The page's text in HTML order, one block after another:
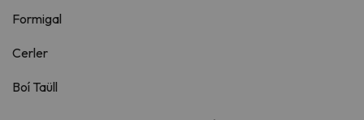
Formigal
Cerler
Boí Taüll